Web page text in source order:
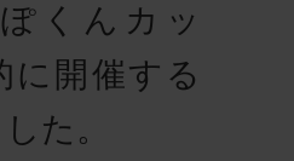
くんカッ
に開催する
た。